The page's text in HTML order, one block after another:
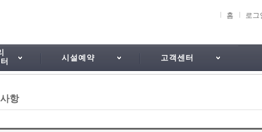
홈 로그
시설예약 고객센터
항